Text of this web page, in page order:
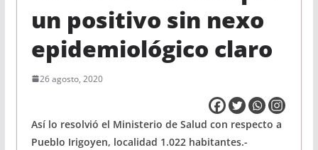
un positivo sin nexo
epidemiológico claro
26 agosto, 2020
Así lo resolvió el Ministerio de Salud con respecto a
Pueblo Irigoyen, localidad 1.022 habitantes.-